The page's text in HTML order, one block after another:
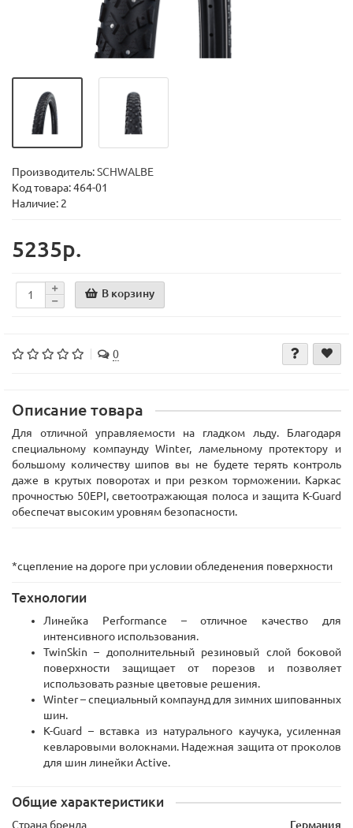
Производитель:SCHWALBE
Код товара:464-01
Наличие: 2
5235р.
В корзину
0
Описание товара
Для отличной управляемости на гладком льду. Благодаря
специальному компаунду Winter, ламельному протектору и
большому количеству шипов вы не будете терять контроль
даже в крутых поворотах и при резком торможении. Каркас
прочностью 50EPI, светоотражающая полоса и защита K-Guard
обеспечат высоким уровням безопасности.
*сцепление на дороге при условии обледенения поверхности
Технологии​
Линейка Performance – отличное качество для
интенсивного использования.
TwinSkin – дополнительный резиновый слой боковой
поверхности защищает от порезов и позволяет
использовать разные цветовые решения.
Winter – специальный компаунд для зимних шипованных
шин.
K-Guard – вставка из натурального каучука, усиленная
кевларовыми волокнами. Надежная защита от проколов
для шин линейки Active.
Общие характеристики
Страна бренда Германия